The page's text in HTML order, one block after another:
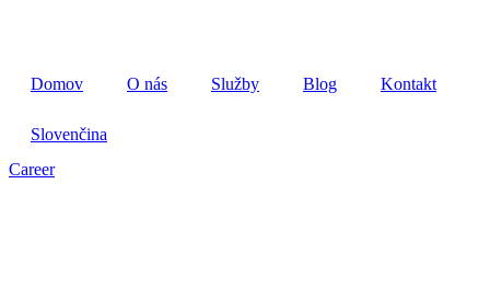
Domov O nás Služby Blog Kontakt
Slovenčina
Career